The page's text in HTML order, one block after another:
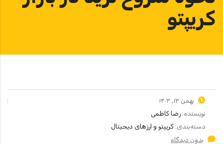
کریپتو
بهمن ۱۳, ۱۴۰۳
نویسنده: رضا کاظمی
دسته‌بندی: کریپتو و ارزهای دیجیتال
بدون دیدگاه